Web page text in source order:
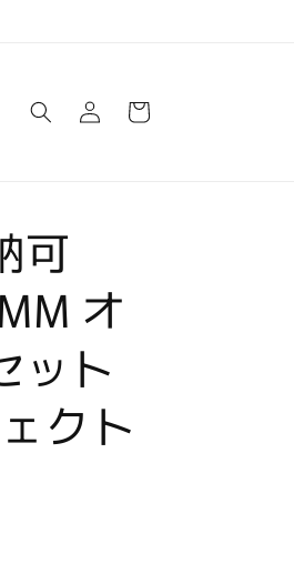
グ
イ
ー
可
オ
ット
クト